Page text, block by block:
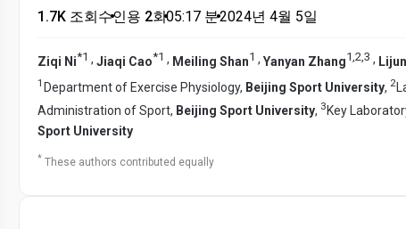
1.7K 조회수•인용 2회•05:17 분•2024년 4월 5일
Ziqi Ni*1 , Jiaqi Cao*1 , Meiling Shan1 , Yanyan Zhang1,2,3 ,
1 Department of Exercise Physiology, Beijing Sport University, 2
Administration of Sport, Beijing Sport University, 3 Key
Sport University
* These authors contributed equally